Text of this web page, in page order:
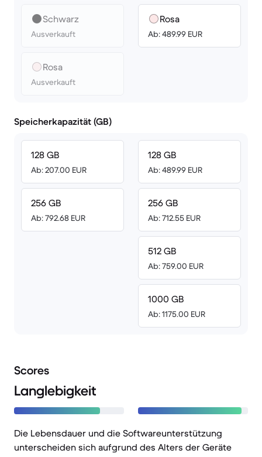
Schwarz
Ausverkauft
Rosa
Ausverkauft
Rosa
Ab: 489.99 EUR
Speicherkapazität (GB)
128 GB
Ab: 207.00 EUR
256 GB
Ab: 792.68 EUR
128 GB
Ab: 489.99 EUR
256 GB
Ab: 712.55 EUR
512 GB
Ab: 759.00 EUR
1000 GB
Ab: 1175.00 EUR
Scores
Langlebigkeit
Die Lebensdauer und die Softwareunterstützung
unterscheiden sich aufgrund des Alters der Geräte